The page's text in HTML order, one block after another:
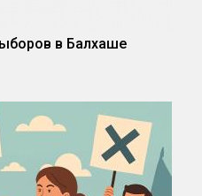
в Балхаше